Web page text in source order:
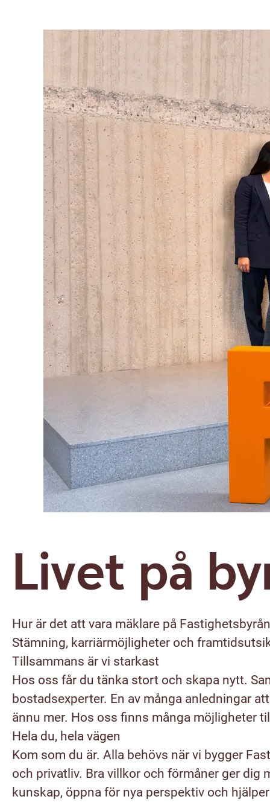
Livet på
Hur är det att vara mäklare på
Stämning, karriärmöjligheter och
Tillsammans är vi starkast
Hos oss får du tänka stort och skapa nytt.
bostadsexperter. En av många anledningar
ännu mer. Hos oss finns många möjligheter
Hela du, hela vägen
Kom som du är. Alla behövs när vi bygger
och privatliv. Bra villkor och förmåner ger dig
kunskap, öppna för nya perspektiv och